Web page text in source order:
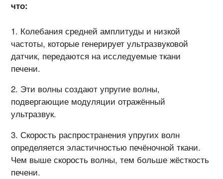
что:
Колебания средней амплитуды и низкой
частоты, которые генерирует ультразвуковой
датчик, передаются на исследуемые ткани
печени.
Эти волны создают упругие волны,
подвергающие модуляции отражённый
ультразвук.
Скорость распространения упругих волн
определяется эластичностью печёночной ткани.
Чем выше скорость волны, тем больше жёсткость
печени.